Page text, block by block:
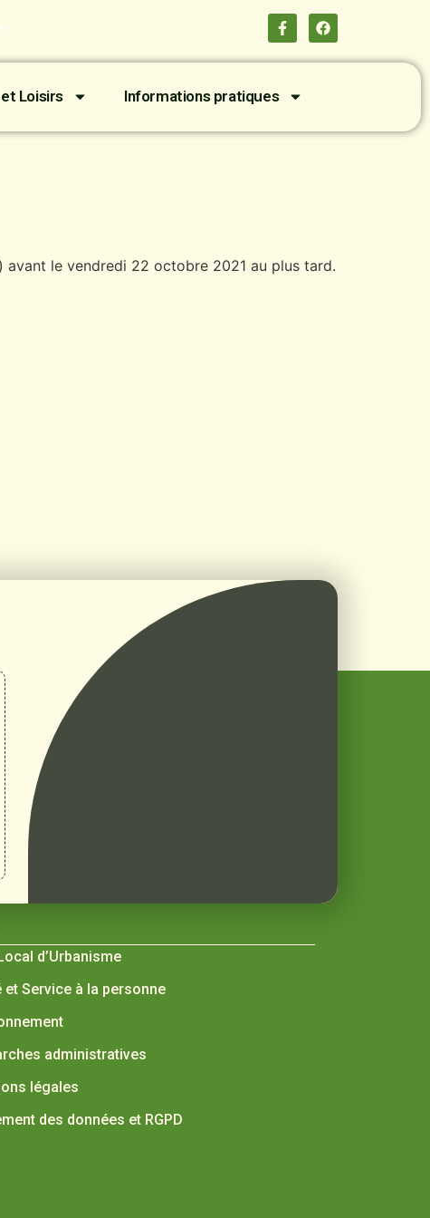
Loisirs Informations pratiques
avant le vendredi 22 octobre 2021 au plus tard.
d’Urbanisme
et Service à la personne
administratives
légales
des données et RGPD